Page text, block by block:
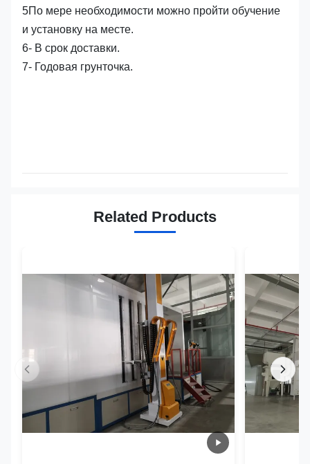
5По мере необходимости можно пройти обучение
и установку на месте.
6- В срок доставки.
7- Годовая грунточка.
Related Products